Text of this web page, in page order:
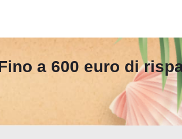
a 600 euro di